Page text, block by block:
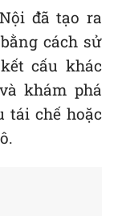
đã tạo ra
cách sử
cấu khác
khám phá
tái chế hoặc